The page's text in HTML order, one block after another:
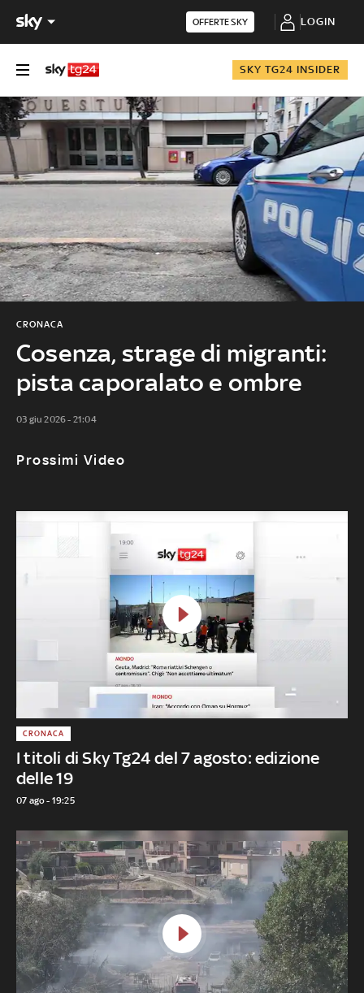
OFFERTE SKY LOGIN
SKY TG24 INSIDER
Cosenza, strage di migranti:
pista caporalato e ombre
CRONACA
03 giu 2026 - 21:04
Prossimi Video
I titoli di Sky Tg24 del 7 agosto: edizione
delle 19
CRONACA
07 ago - 19:25